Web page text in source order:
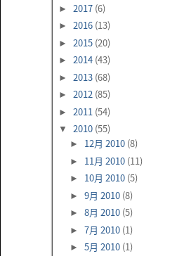
► 2017 (6)
► 2016 (13)
► 2015 (20)
► 2014 (43)
► 2013 (68)
► 2012 (85)
► 2011 (54)
▼ 2010 (55)
► 12月 2010 (8)
► 11月 2010 (11)
► 10月 2010 (5)
► 9月 2010 (8)
► 8月 2010 (5)
► 7月 2010 (1)
► 5月 2010 (1)